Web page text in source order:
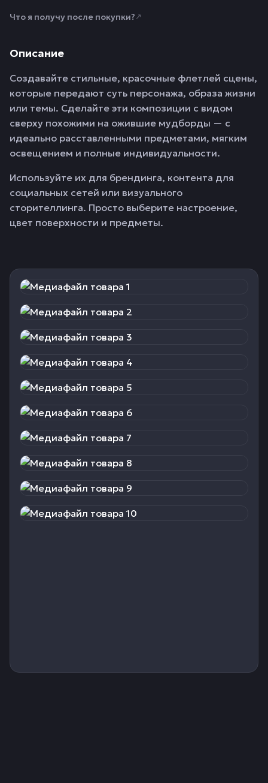
Что я получу после покупки?↗
Описание
Создавайте стильные, красочные флетлей сцены,
которые передают суть персонажа, образа жизни
или темы. Сделайте эти композиции с видом
сверху похожими на ожившие мудборды — с
идеально расставленными предметами, мягким
освещением и полные индивидуальности.
Используйте их для брендинга, контента для
социальных сетей или визуального
сторителлинга. Просто выберите настроение,
цвет поверхности и предметы.